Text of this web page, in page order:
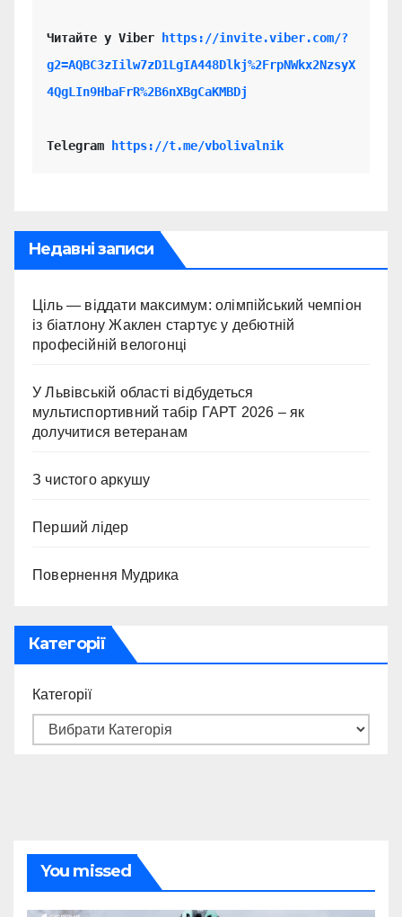
Читайте у Viber
https://invite.viber.com/?
g2=AQBC3zIilw7zD1LgIA448Dlkj%2FrpNWkx2NzsyX
4QgLIn9HbaFrR%2B6nXBgCaKMBDj
Telegram https://t.me/vbolivalnik
Недавні записи
Ціль — віддати максимум: олімпійський чемпіон
із біатлону Жаклен стартує у дебютній
професійній велогонці
У Львівській області відбудеться
мультиспортивний табір ГАРТ 2026 – як
долучитися ветеранам
З чистого аркушу
Перший лідер
Повернення Мудрика
Категорії
Категорії
You missed